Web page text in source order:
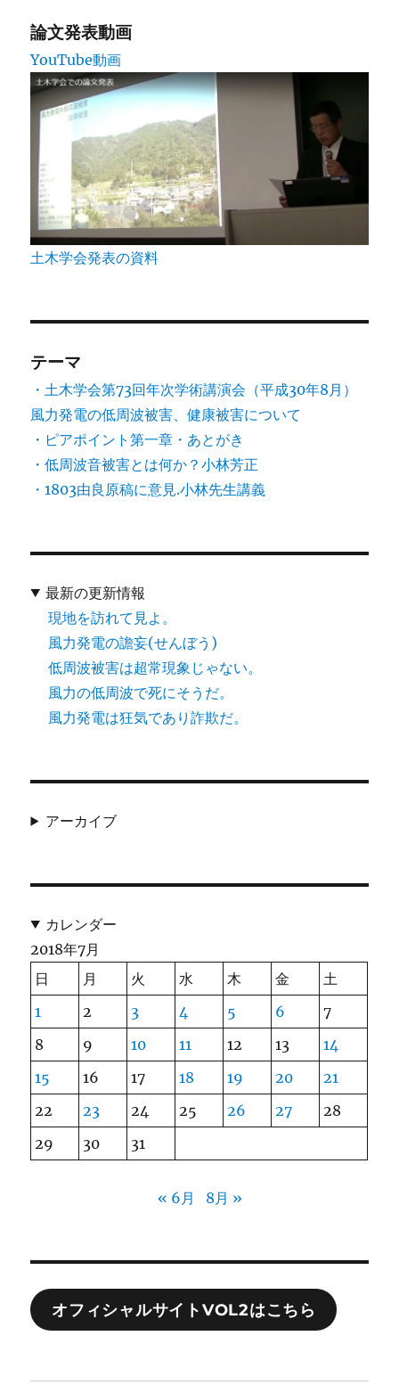
論文発表動画
YouTube動画
土木学会発表の資料
テーマ
・土木学会第73回年次学術講演会（平成30年8月）
風力発電の低周波被害、健康被害について
・ピアポイント第一章・あとがき
・低周波音被害とは何か？小林芳正
・1803由良原稿に意見.小林先生講義
最新の更新情報
現地を訪れて見よ。
風力発電の譫妄(せんぼう)
低周波被害は超常現象じゃない。
風力の低周波で死にそうだ。
風力発電は狂気であり詐欺だ。
アーカイブ
カレンダー
2018年7月
日
月 火 水 木 金
土
1
2 3 4 5 6
7
8
9 10 11 12 13
14
15
16 17 18 19 20
21
22
23 24 25 26 27
28
29
30 31
« 6月 8月 »
オフィシャルサイトVOL2はこちら